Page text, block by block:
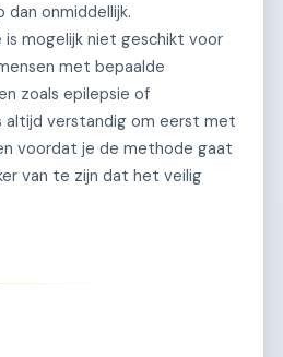
onmiddellijk.
mogelijk niet geschikt voor
met bepaalde
zoals epilepsie of
altijd verstandig om eerst met
voordat je de methode gaat
van te zijn dat het veilig